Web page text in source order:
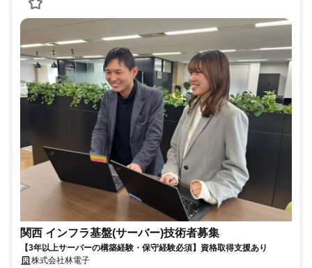
関西 インフラ基盤(サーバー)技術者募集
【3年以上サーバーの構築経験・保守経験必須】資格取得支援あり
株式会社林電子